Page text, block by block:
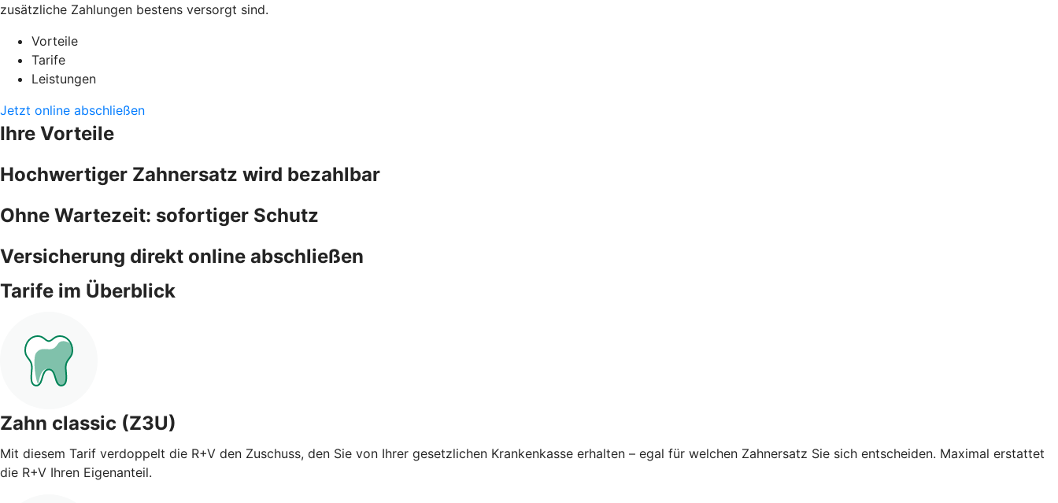
zusätzliche Zahlungen bestens versorgt sind.
Vorteile
Tarife
Leistungen
Jetzt online abschließen
Ihre Vorteile
Hochwertiger Zahnersatz wird bezahlbar
Ohne Wartezeit: sofortiger Schutz
Versicherung direkt online abschließen
Tarife im Überblick
Zahn classic (Z3U)
Mit diesem Tarif verdoppelt die R+V den Zuschuss, den Sie von Ihrer gesetzlichen Krankenkasse erhalten – egal für welchen Zahnersatz Sie sich entscheiden. Maximal erstattet
die R+V Ihren Eigenanteil.